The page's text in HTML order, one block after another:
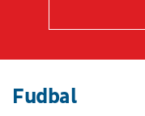
Fudbal